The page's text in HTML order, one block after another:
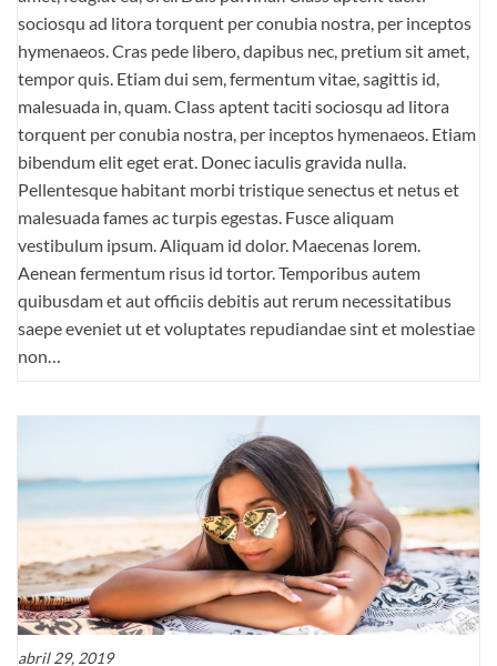
sociosqu ad litora torquent per conubia nostra, per inceptos
hymenaeos. Cras pede libero, dapibus nec, pretium sit amet,
tempor quis. Etiam dui sem, fermentum vitae, sagittis id,
malesuada in, quam. Class aptent taciti sociosqu ad litora
torquent per conubia nostra, per inceptos hymenaeos. Etiam
bibendum elit eget erat. Donec iaculis gravida nulla.
Pellentesque habitant morbi tristique senectus et netus et
malesuada fames ac turpis egestas. Fusce aliquam
vestibulum ipsum. Aliquam id dolor. Maecenas lorem.
Aenean fermentum risus id tortor. Temporibus autem
quibusdam et aut officiis debitis aut rerum necessitatibus
saepe eveniet ut et voluptates repudiandae sint et molestiae
non…
abril 29, 2019